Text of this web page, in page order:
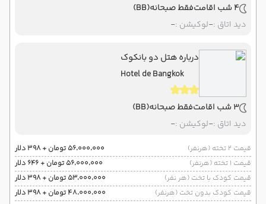
4 شب اقامت فقط صبحانه(BB)
دید اتاق :-لوکیشن :-
درباره هتل دو بانکوک
Hotel de Bangkok
3 شب اقامت فقط صبحانه(BB)
دید اتاق :-لوکیشن :-
قیمت 2 تخته (هرنفر)
۵۶٬۰۰۰٬۰۰۰ تومان + ۳۹۸ دلار
قیمت 1 تخته (هرنفر)
۵۶٬۰۰۰٬۰۰۰ تومان + ۶۴۶ دلار
قیمت کودک با تخت (هر نفر)
۵۳٬۰۰۰٬۰۰۰ تومان + ۳۹۸ دلار
قیمت کودک بدون تخت (هرنفر)
۴۸٬۰۰۰٬۰۰۰ تومان + ۳۹۸ دلار